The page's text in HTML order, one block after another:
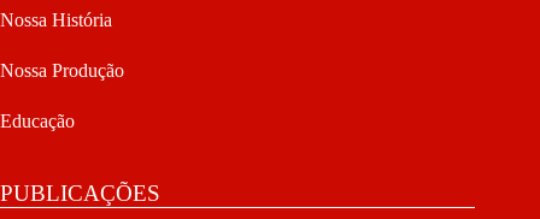
Nossa História
Nossa Produção
Educação
PUBLICAÇÕES